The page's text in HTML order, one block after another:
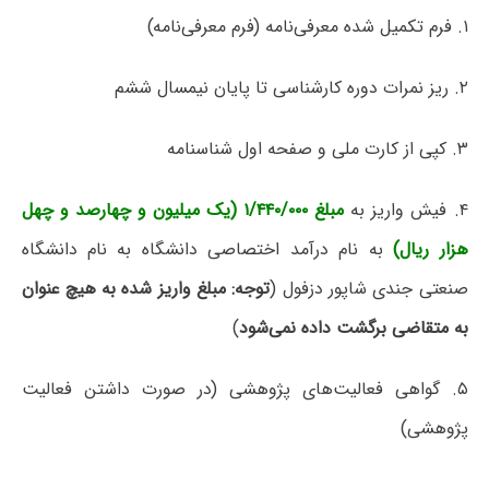
۱. فرم تکمیل شده معرفی‌نامه (فرم معرفی‌نامه)
۲. ریز نمرات دوره کارشناسی تا پایان نیمسال ششم
۳. کپی از کارت ملی و صفحه اول شناسنامه
۴. فیش واریز به
مبلغ ۱/۴۴۰/۰۰۰ (یک میلیون و چهارصد و چهل
هزار ریال)به نام درآمد اختصاصی دانشگاه به نام دانشگاه
صنعتی جندی شاپور دزفول (توجه: مبلغ واریز شده به هیچ عنوان
به متقاضی برگشت داده نمی‌شود)
۵. گواهی فعالیت‌های پژوهشی (در صورت داشتن فعالیت
پژوهشی)